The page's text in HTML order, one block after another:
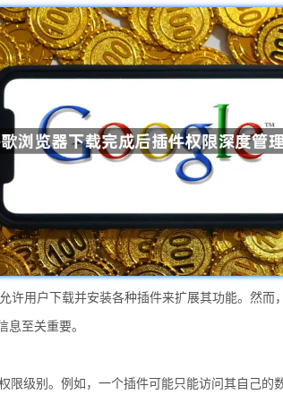
用户下载并安装各种插件来扩展其功能。然
至关重要。
级别。例如，一个插件可能只能访问其自己的